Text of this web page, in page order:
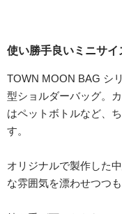
使い勝手良いミニサ
TOWN MOON BAG シ
型ショルダーバッグ。
はペットボトルなど、
す。
オリジナルで製作した
な雰囲気を漂わせつつ